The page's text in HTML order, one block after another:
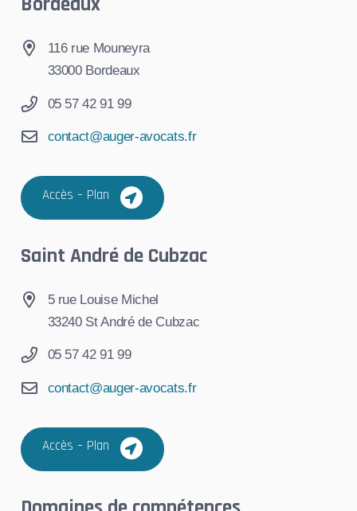
116 rue Mouneyra
33000 Bordeaux
05 57 42 91 99
contact@auger-avocats.fr
Accès – Plan
Saint André de Cubzac
5 rue Louise Michel
33240 St André de Cubzac
05 57 42 91 99
contact@auger-avocats.fr
Accès – Plan